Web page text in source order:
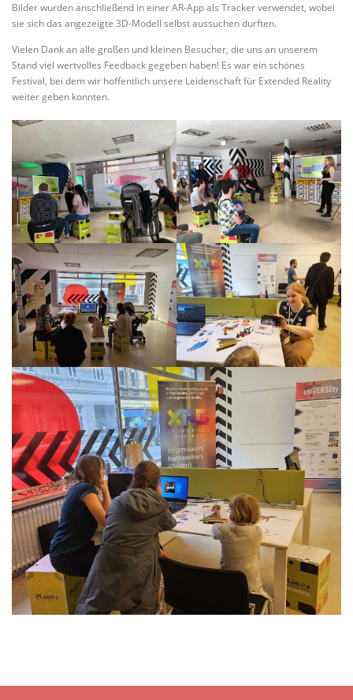
Bilder wurden anschließend in einer AR-App als Tracker verwendet, wobei
sie sich das angezeigte 3D-Modell selbst aussuchen durften.
Vielen Dank an alle großen und kleinen Besucher, die uns an unserem
Stand viel wertvolles Feedback gegeben haben! Es war ein schönes
Festival, bei dem wir hoffentlich unsere Leidenschaft für Extended Reality
weiter geben konnten.